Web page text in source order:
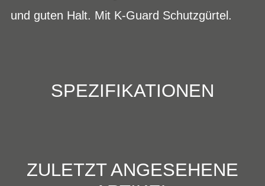
und guten Halt. Mit K-Guard Schutzgürtel.
SPEZIFIKATIONEN
ZULETZT ANGESEHENE